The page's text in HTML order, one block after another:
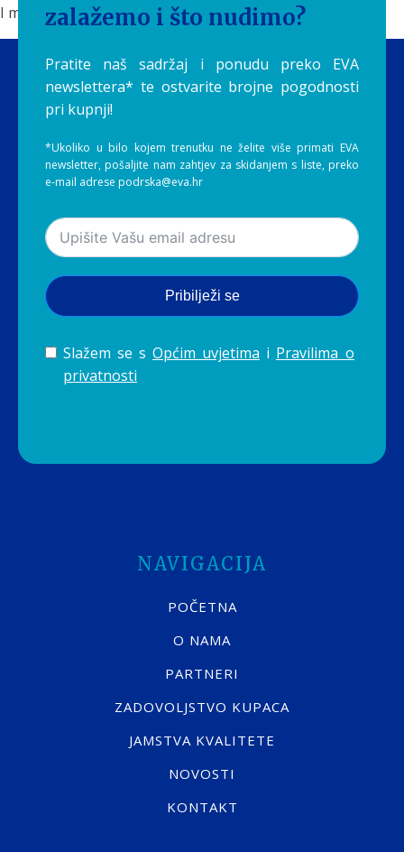
I mali svakodnevni ritual koji često podcjenjujemo.
zalažemo i što nudimo?
Pratite naš sadržaj i ponudu preko EVA
newslettera* te ostvarite brojne pogodnosti
pri kupnji!
*Ukoliko u bilo kojem trenutku ne želite više primati EVA
newsletter, pošaljite nam zahtjev za skidanjem s liste, preko
e-mail adrese podrska@eva.hr
Pribilježi se
Slažem se s Općim uvjetima i Pravilima o
privatnosti
NAVIGACIJA
POČETNA
O NAMA
PARTNERI
ZADOVOLJSTVO KUPACA
JAMSTVA KVALITETE
NOVOSTI
KONTAKT